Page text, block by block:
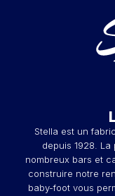
Stella est un
depuis 1928.
nombreux bars et
construire notre
baby-foot vous